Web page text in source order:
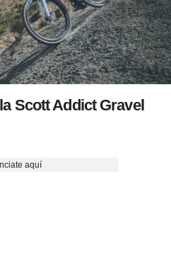
Scott Addict Gravel
aquí